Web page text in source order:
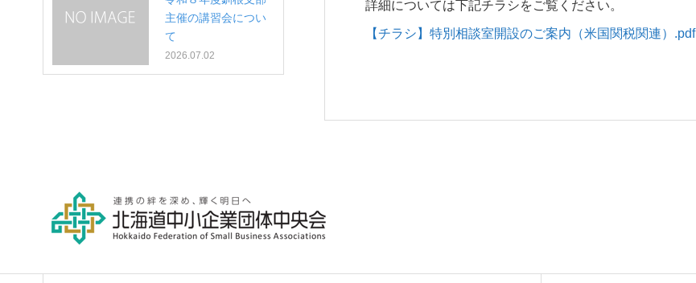
詳細については下記チラシをご覧ください。
【チラシ】特別相談室開設のご案内（米国関税関連）.pdf
主催の講習会につい
て
2026.07.02